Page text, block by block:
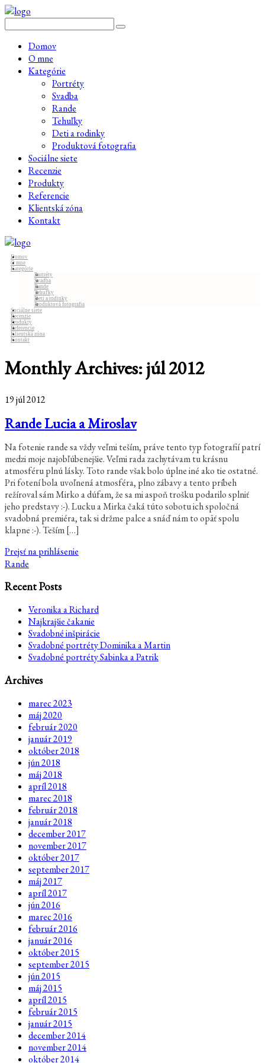
Domov
O mne
Kategórie
Portréty
Svadba
Rande
Tehuľky
Deti a rodinky
Produktová fotografia
Sociálne siete
Recenzie
Produkty
Referencie
Klientská zóna
Kontakt
Domov
O mne
Kategórie
Portréty
Svadba
Rande
Tehuľky
Deti a rodinky
Produktová fotografia
Sociálne siete
Recenzie
Produkty
Referencie
Klientská zóna
Kontakt
Monthly Archives:júl 2012
19júl2012
Rande Lucia a Miroslav
Na fotenie rande sa vždy veľmi teším, práve tento typ fotografií patrí
medzi moje najobľúbenejšie. Veľmi rada zachytávam tu krásnu
atmosféru plnú lásky. Toto rande však bolo úplne iné ako tie ostatné.
Pri fotení bola uvoľnená atmosféra, plno zábavy a tento príbeh
režíroval sám Mirko a dúfam, že sa mi aspoň trošku podarilo splniť
jeho predstavy :-). Lucku a Mirka čaká túto sobotu ich spoločná
svadobná premiéra, tak si držme palce a snáď nám to opäť spolu
klapne :-). Teším […]
Prejsť na prihlásenie
Rande
Recent Posts
Veronika a Richard
Najkrajšie čakanie
Svadobné inšpirácie
Svadobné portréty Dominika a Martin
Svadobné portréty Sabinka a Patrik
Archives
marec 2023
máj 2020
február 2020
január 2019
október 2018
jún 2018
máj 2018
apríl 2018
marec 2018
február 2018
január 2018
december 2017
november 2017
október 2017
september 2017
máj 2017
apríl 2017
jún 2016
marec 2016
február 2016
január 2016
október 2015
september 2015
jún 2015
máj 2015
apríl 2015
február 2015
január 2015
december 2014
november 2014
október 2014